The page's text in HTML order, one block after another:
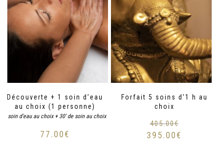
Découverte + 1 soin d’eau
au choix (1 personne)
1 soin d'eau au choix + 30' de soin au choix
77.00€
Forfait 5 soins d’1 h au
choix
405.00€
395.00€